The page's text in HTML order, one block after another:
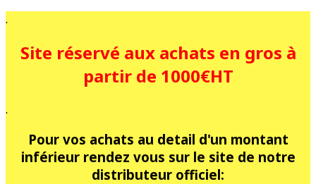
.
Site réservé aux achats en gros à
partir de 1000€HT
.
Pour vos achats au detail d'un montant
inférieur rendez vous sur le site de notre
distributeur officiel: